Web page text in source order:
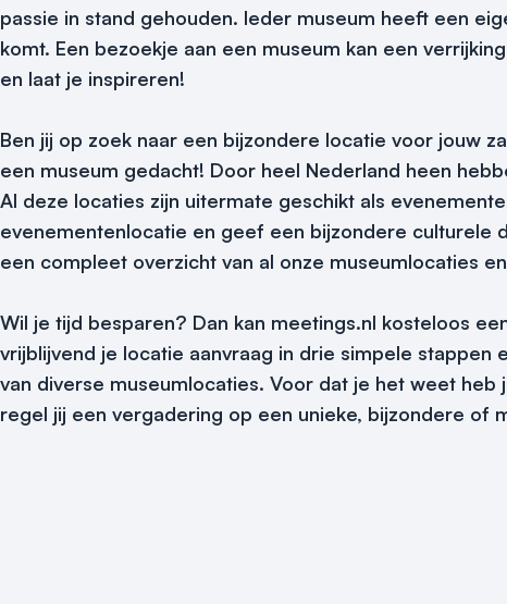
passie in stand gehouden. Ieder museum heeft een
komt. Een bezoekje aan een museum kan een
en laat je inspireren!
Ben jij op zoek naar een bijzondere locatie voor jouw
een museum gedacht! Door heel Nederland heen
Al deze locaties zijn uitermate geschikt als
evenementenlocatie en geef een bijzondere culturele
een compleet overzicht van al onze museumlocaties
Wil je tijd besparen? Dan kan meetings.nl kosteloos
vrijblijvend je locatie aanvraag in drie simpele
van diverse museumlocaties. Voor dat je het weet
regel jij een vergadering op een unieke, bijzondere of